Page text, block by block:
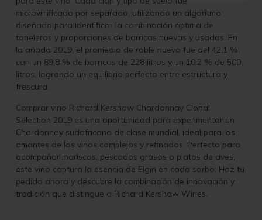
microvinificado por separado, utilizando un algoritmo
diseñado para identificar la combinación óptima de
toneleros y proporciones de barricas nuevas y usadas. En
la añada 2019, el promedio de roble nuevo fue del 42,1 %,
con un 89,8 % de barricas de 228 litros y un 10,2 % de 500
litros, logrando un equilibrio perfecto entre estructura y
frescura.
Comprar vino Richard Kershaw Chardonnay Clonal
Selection 2019 es una oportunidad para experimentar un
Chardonnay sudafricano de clase mundial, ideal para los
amantes de los vinos complejos y refinados. Perfecto para
acompañar mariscos, pescados grasos o platos de aves,
este vino captura la esencia de Elgin en cada sorbo. Haz tu
pedido ahora y descubre la combinación de innovación y
tradición que distingue a Richard Kershaw Wines.